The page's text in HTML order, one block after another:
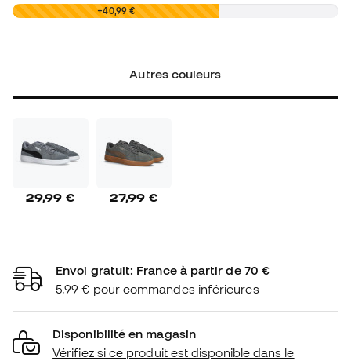
0,00 € +40,99 €
Autres couleurs
29,99 € 27,99 €
Envoi gratuit: France à partir de 70 €
5,99 € pour commandes inférieures
Disponibilité en magasin
Vérifiez si ce produit est disponible dans le